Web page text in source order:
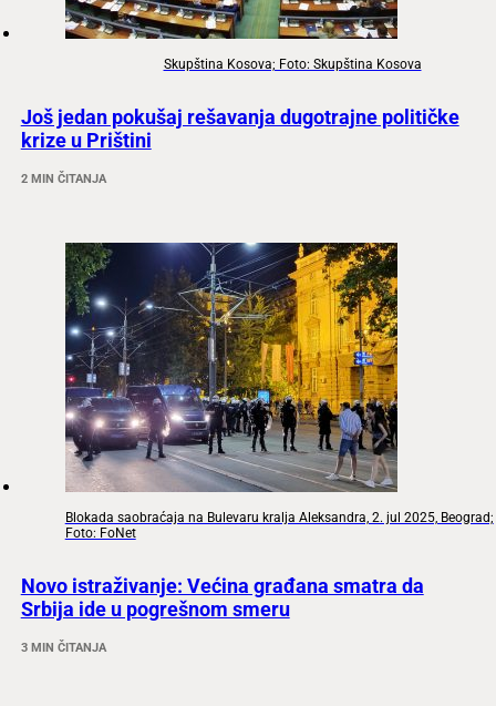
Skupština Kosova; Foto: Skupština Kosova
Još jedan pokušaj rešavanja dugotrajne političke
krize u Prištini
2 MIN ČITANJA
Blokada saobraćaja na Bulevaru kralja Aleksandra, 2. jul 2025, Beograd;
Foto: FoNet
Novo istraživanje: Većina građana smatra da
Srbija ide u pogrešnom smeru
3 MIN ČITANJA